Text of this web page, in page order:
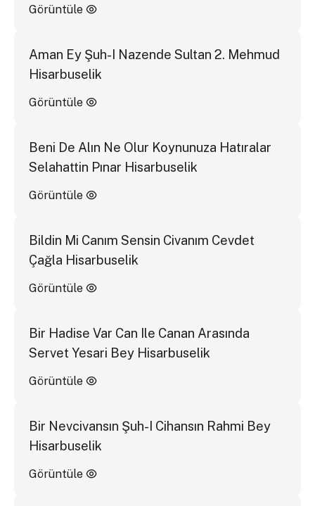
Görüntüle
Aman Ey Şuh-I Nazende Sultan 2. Mehmud
Hisarbuselik
Görüntüle
Beni De Alın Ne Olur Koynunuza Hatıralar
Selahattin Pınar Hisarbuselik
Görüntüle
Bildin Mi Canım Sensin Civanım Cevdet
Çağla Hisarbuselik
Görüntüle
Bir Hadise Var Can Ile Canan Arasında
Servet Yesari Bey Hisarbuselik
Görüntüle
Bir Nevcivansın Şuh-I Cihansın Rahmi Bey
Hisarbuselik
Görüntüle